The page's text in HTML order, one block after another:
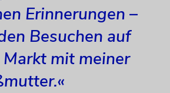
Erinnerungen –
Besuchen auf
mit meiner